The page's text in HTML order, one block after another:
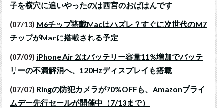
子を横穴に追いやったのは西宮のおばはんです
(07/13) M6チップ搭載Macはハズレ？すぐに次世代のM7
チップがMacに搭載される予定
(07/09) iPhone Air 2はバッテリー容量11%増加でバッテ
リーの不満解消へ、120Hzディスプレイも搭載
(07/07) Ringの防犯カメラが70%OFFも、Amazonプライ
ムデー先行セールが開催中（7/13まで）